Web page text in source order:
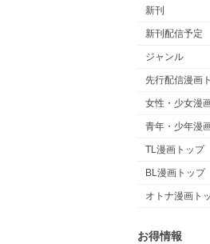
新刊
新刊配信予定
ジャンル
先行配信漫画
女性・少女漫
青年・少年漫
TL漫画トップ
BL漫画トップ
オトナ漫画ト
お得情報